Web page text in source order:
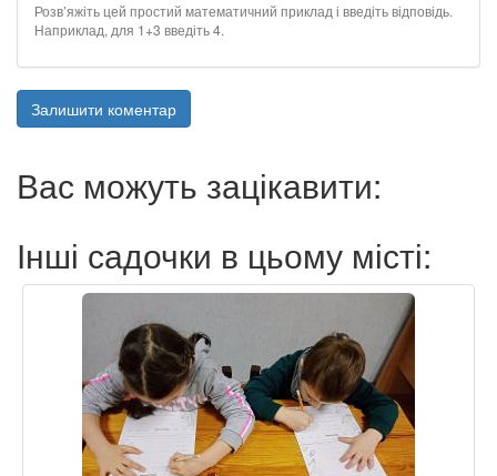
Розв’яжіть цей простий математичний приклад і введіть відповідь.
Наприклад, для 1+3 введіть 4.
Залишити коментар
Вас можуть зацікавити:
Інші садочки в цьому місті: